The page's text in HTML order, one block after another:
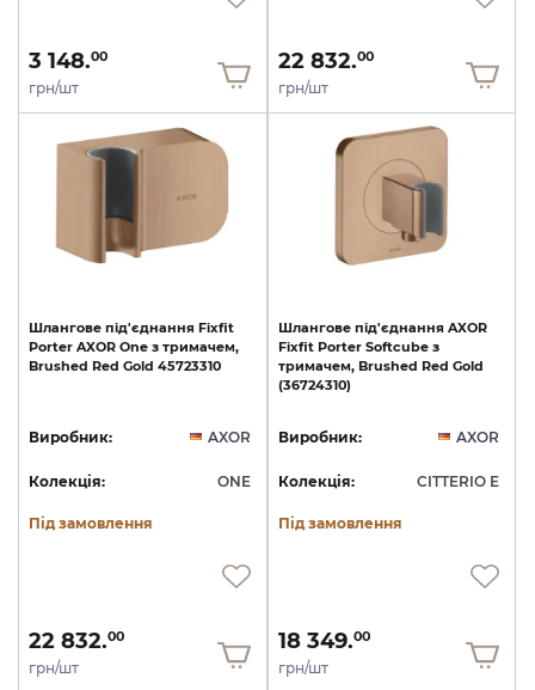
3 148.00
грн/шт
22 832.00
грн/шт
Шлангове під'єднання Fixfit
Porter AXOR One з тримачем,
Brushed Red Gold 45723310
Виробник: AXOR
Колекція: ONE
Під замовлення
22 832.00
грн/шт
Шлангове під'єднання AXOR
Fixfit Porter Softcube з
тримачем, Brushed Red Gold
(36724310)
Виробник: AXOR
Колекція: CITTERIO E
Під замовлення
18 349.00
грн/шт